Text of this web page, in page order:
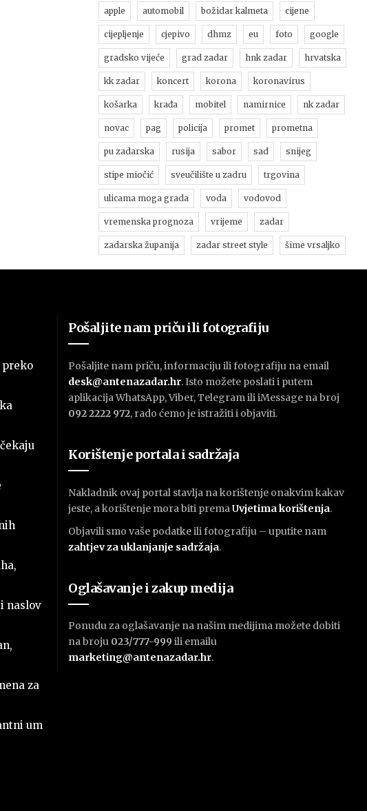
apple automobil božidar kalmeta cijene
cijepljenje cjepivo dhmz eu foto google
gradsko vijeće grad zadar hnk zadar hrvatska
kk zadar koncert korona koronavirus
košarka krađa mobitel namirnice nk zadar
novac pag policija promet prometna
pu zadarska rusija sabor sad snijeg
stipe miočić sveučilište u zadru trgovina
ulicama moga grada voda vodovod
vremenska prognoza vrijeme zadar
zadarska županija zadar street style šime vrsaljko
preko
čekaju
naslov
za
um
Pošaljite nam priču ili fotografiju
Pošaljite nam priču, informaciju ili fotografiju na email
desk@antenazadar.hr. Isto možete poslati i putem
aplikacija WhatsApp, Viber, Telegram ili iMessage na broj
092 2222 972, rado ćemo je istražiti i objaviti.
Korištenje portala i sadržaja
Nakladnik ovaj portal stavlja na korištenje onakvim kakav
jeste, a korištenje mora biti premaUvjetima korištenja.
Objavili smo vaše podatke ili fotografiju – uputite nam
zahtjev za uklanjanje sadržaja.
Oglašavanje i zakup medija
Ponudu za oglašavanje na našim medijima možete dobiti
na broju 023/777-999 ili emailu
marketing@antenazadar.hr.